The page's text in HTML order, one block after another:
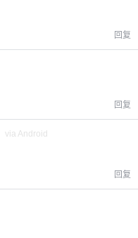
回复
回复
via Android
回复